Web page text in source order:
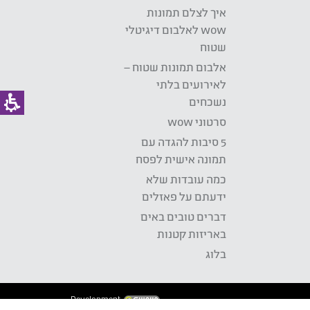
איך לצלם תמונות
wow לאלבום דיגיטלי
שטוח
אלבום תמונות שטוח –
לאירועים בלתי
נשכחים
סרטוני wow
5 סיבות להגדה עם
תמונה אישית לפסח
כמה עובדות שלא
ידעתם על פאזלים
דברים טובים באים
באריזות קטנות
בלוג
Development: